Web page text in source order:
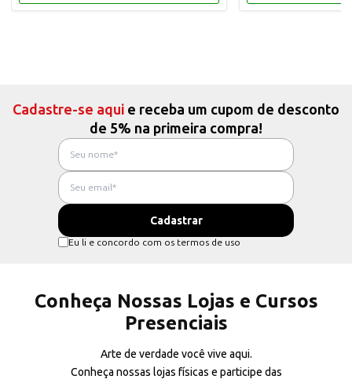
Cadastre-se aqui e receba um cupom de desconto
de 5% na primeira compra!
Eu li e concordo com os termos de uso
Conheça Nossas Lojas e Cursos
Presenciais
Arte de verdade você vive aqui.
Conheça nossas lojas físicas e participe das